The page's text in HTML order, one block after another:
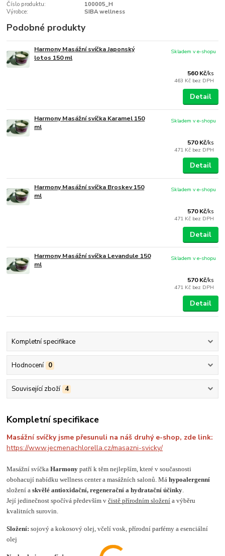
Číslo produktu:
100005_H
Výrobce:
SIBA wellness
Podobné produkty
Harmony Masážní svíčka Japonský
lotos 150 ml
560 Kč/ks
463 Kč bez DPH
Skladem v e-shopu
Detail
Harmony Masážní svíčka Karamel 150
ml
570 Kč/ks
471 Kč bez DPH
Skladem v e-shopu
Detail
Harmony Masážní svíčka Broskev 150
ml
570 Kč/ks
471 Kč bez DPH
Skladem v e-shopu
Detail
Harmony Masážní svíčka Levandule 150
ml
570 Kč/ks
471 Kč bez DPH
Skladem v e-shopu
Detail
Kompletní specifikace
Hodnocení 0
Související zboží 4
Kompletní specifikace
Masážní svíčky jsme přesunuli na náš druhý e-shop, zde link:
https://www.jecmenachlorella.cz/masazni-svicky/
Masážní svíčkaHarmony patří k těm nejlepším, které v současnosti
obohacují nabídku wellness center a masážních salonů. Máhypoalergenní
složení askvělé antioxidační, regenerační a hydratační účinky
Její jedinečnost spočívá především včistě přírodním složení a výběru
kvalitních surovin.
Složení:sojový a kokosový olej, včelí vosk, přírodní parfémy a esenciální
olej